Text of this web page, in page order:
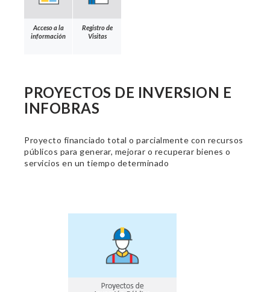
Acceso a la
información
Registro de
Visitas
PROYECTOS DE INVERSION E
INFOBRAS
Proyecto financiado total o parcialmente con recursos
públicos para generar, mejorar o recuperar bienes o
servicios en un tiempo determinado